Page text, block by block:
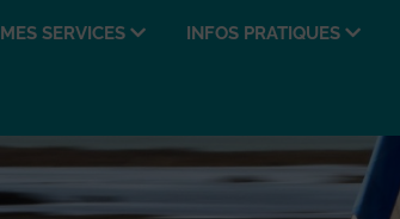
MES SERVICES INFOS PRATIQUES